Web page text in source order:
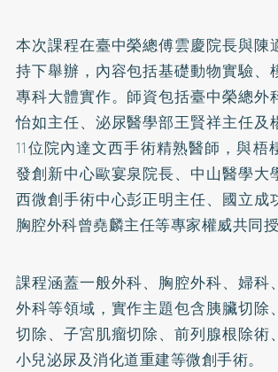
本次課程在臺中榮總傅雲慶院長與陳
持下舉辦，內容包括基礎動物實驗、
專科大體實作。師資包括臺中榮總外
怡如主任、泌尿醫學部王賢祥主任及
11位院內達文西手術精熟醫師，與梧
發創新中心歐宴泉院長、中山醫學大
西微創手術中心彭正明主任、國立成
胸腔外科曾堯麟主任等專家權威共同授
課程涵蓋一般外科、胸腔外科、婦科
外科等領域，實作主題包含胰臟切除
切除、子宮肌瘤切除、前列腺根除術
小兒泌尿及消化道重建等微創手術。